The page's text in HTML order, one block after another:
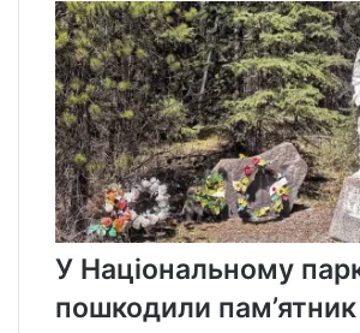
У Національному
пошкодили пам’ятник